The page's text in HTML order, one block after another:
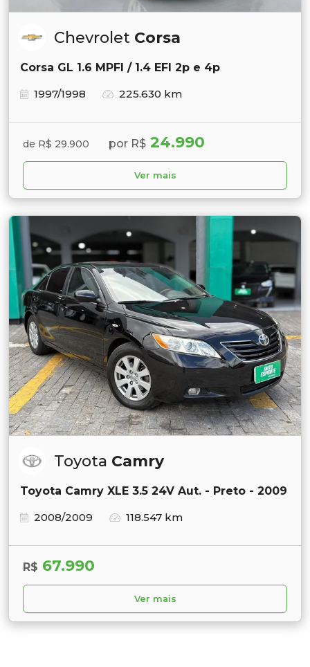
Chevrolet Corsa
Corsa GL 1.6 MPFI / 1.4 EFI 2p e 4p
1997/1998
225.630 km
de R$ 29.900 por R$ 24.990
Ver mais
Toyota Camry
Toyota Camry XLE 3.5 24V Aut. - Preto - 2009
2008/2009
118.547 km
R$ 67.990
Ver mais